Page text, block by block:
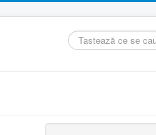
Căutare
...